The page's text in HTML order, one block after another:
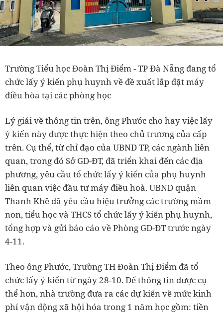
Trường Tiểu học Đoàn Thị Điểm - TP Đà Nẵng đang tổ
chức lấy ý kiến phụ huynh về đề xuất lắp đặt máy
điều hòa tại các phòng học
Lý giải về thông tin trên, ông Phước cho hay việc lấy
ý kiến này được thực hiện theo chủ trương của cấp
trên. Cụ thể, từ chỉ đạo của UBND TP, các ngành liên
quan, trong đó Sở GD-ĐT, đã triển khai đến các địa
phương, yêu cầu tổ chức lấy ý kiến của phụ huynh
liên quan việc đầu tư máy điều hoà. UBND quận
Thanh Khê đã yêu cầu hiệu trưởng các trường mầm
non, tiểu học và THCS tổ chức lấy ý kiến phụ huynh,
tổng hợp và gửi báo cáo về Phòng GD-ĐT trước ngày
4-11.
Theo ông Phước, Trường TH Đoàn Thị Điểm đã tổ
chức lấy ý kiến từ ngày 28-10. Để thông tin được cụ
thể hơn, nhà trường đưa ra các dự kiến về mức kinh
phí vận động xã hội hóa trong 1 năm học gồm: tiền